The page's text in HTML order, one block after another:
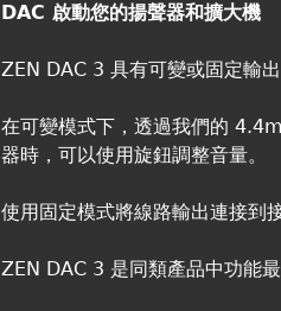
DAC 啟動您的揚聲器和擴大機
ZEN DAC 3 具有可變或固定輸出
在可變模式下，透過我們的
器時，可以使用旋鈕調整音量。
使用固定模式將線路輸出連接到
ZEN DAC 3 是同類產品中功能